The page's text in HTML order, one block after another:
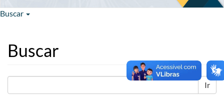
Buscar
Buscar
Ir